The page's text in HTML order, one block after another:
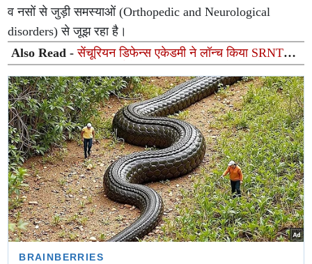
व नसों से जुड़ी समस्याओं (Orthopedic and Neurological
disorders) से जूझ रहा है।
Also Read -सेंचूरियन डिफेन्स एकेडमी ने लॉन्च किया SRNTH
3.0, NDA-CDS अभ्यर्थियों के लिए 30 अगस्त को होगी देशव्यापी
मॉक परीक्षा